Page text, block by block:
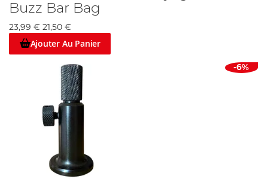
Buzz Bar Bag
23,99 € 21,50 €
Ajouter Au Panier
-6%